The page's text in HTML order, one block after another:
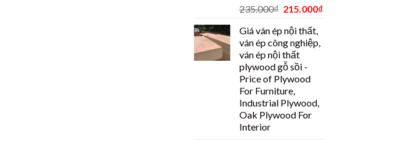
235.000₫ 215.000₫
Giá ván ép nội thất,
ván ép công nghiệp,
ván ép nội thất
plywood gỗ sồi -
Price of Plywood
For Furniture,
Industrial Plywood,
Oak Plywood For
Interior